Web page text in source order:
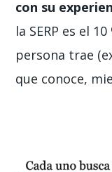
con su
la SERP es el
persona trae
que conoce,